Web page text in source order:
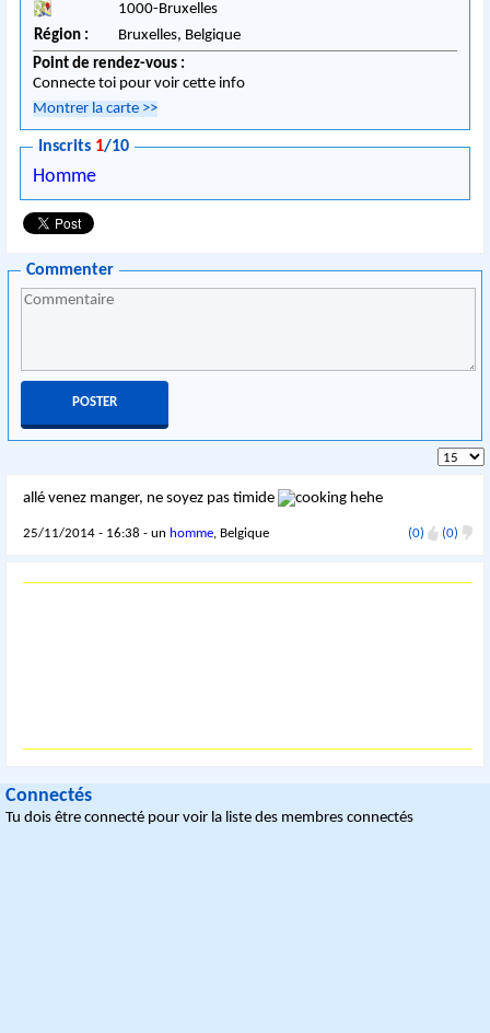
1000-Bruxelles
Région :
Bruxelles, Belgique
Point de rendez-vous :
Connecte toi pour voir cette info
Montrer la carte >>
Inscrits 1/10
Homme
Commenter
allé venez manger, ne soyez pas timide hehe
25/11/2014 - 16:38 - un homme, Belgique (0) (0)
Connectés
Tu dois être connecté pour voir la liste des membres connectés